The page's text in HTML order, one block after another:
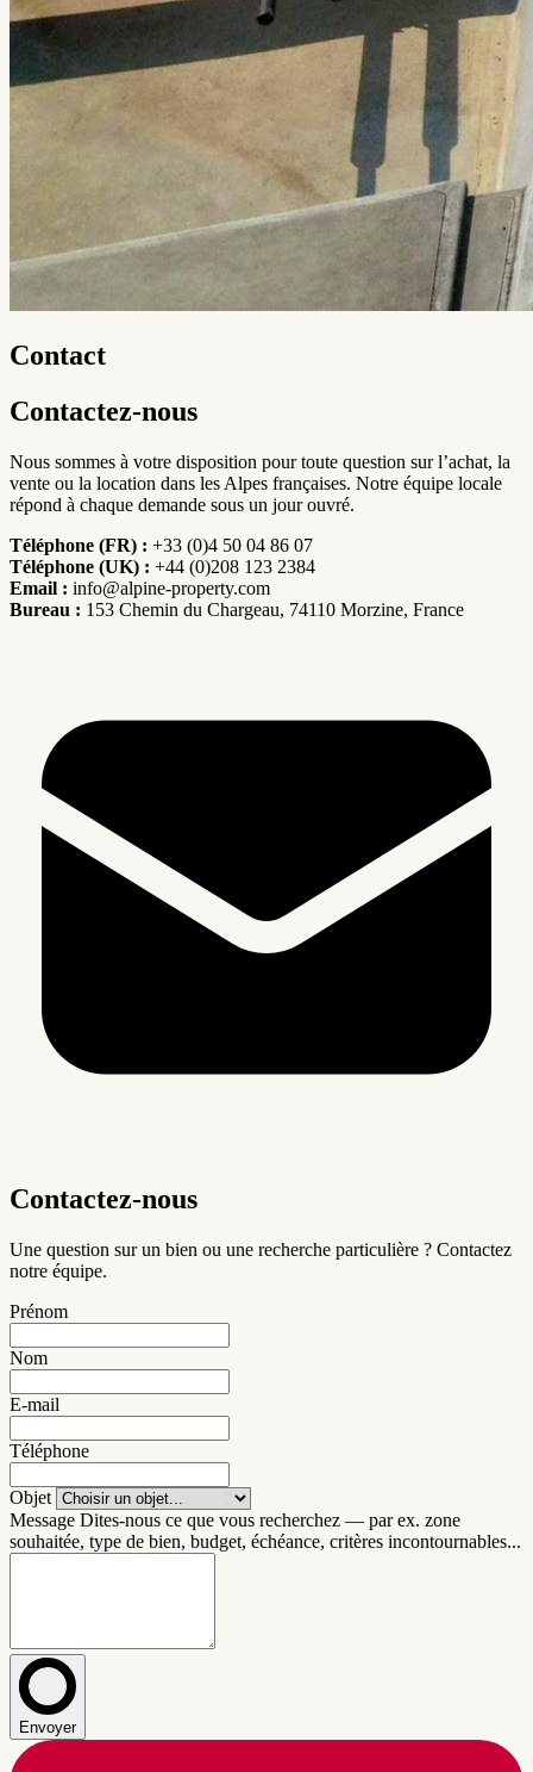
Contact
Contactez-nous
Nous sommes à votre disposition pour toute question sur l’achat, la
vente ou la location dans les Alpes françaises. Notre équipe locale
répond à chaque demande sous un jour ouvré.
Téléphone (FR) : +33 (0)4 50 04 86 07
Téléphone (UK) : +44 (0)208 123 2384
Email : info@alpine-property.com
Bureau : 153 Chemin du Chargeau, 74110 Morzine, France
Contactez-nous
Une question sur un bien ou une recherche particulière ? Contactez
notre équipe.
Prénom
Nom
E-mail
Téléphone
Objet
Message Dites-nous ce que vous recherchez — par ex. zone
souhaitée, type de bien, budget, échéance, critères incontournables...
Envoyer